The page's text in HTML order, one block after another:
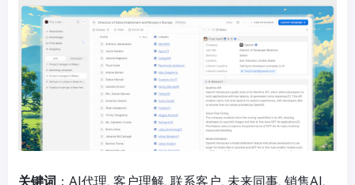
关键词 ：AI代理, 客户理解, 联系客户, 未来同事, 销售AI,